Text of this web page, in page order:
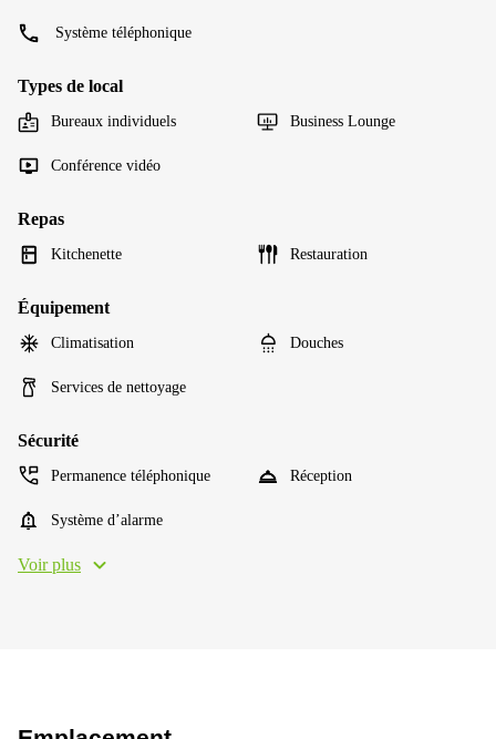
Système téléphonique
Types de local
Bureaux individuels Business Lounge
Conférence vidéo
Repas
Kitchenette Restauration
Équipement
Climatisation Douches
Services de nettoyage
Sécurité
Permanence téléphonique Réception
Système d’alarme
Voir plus